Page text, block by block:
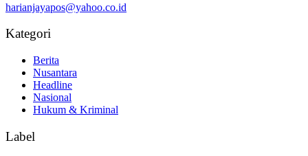
harianjayapos@yahoo.co.id
Kategori
Berita
Nusantara
Headline
Nasional
Hukum & Kriminal
Label